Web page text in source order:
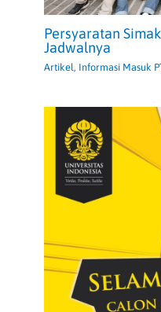
Persyaratan
Jadwalnya
Artikel, Informasi Masuk